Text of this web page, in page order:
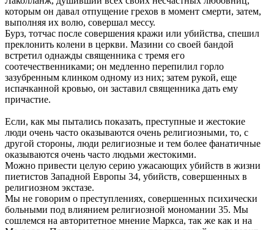
которым он давал отпущение грехов в момент смерти, затем,
выполняя их волю, совершал мессу.
Бурз, тотчас после совершения кражи или убийства, спешил
преклонить колени в церкви. Мазини со своей бандой
встретил однажды священника с тремя его
соотечественниками; он медленно перепилил горло
зазубренным клинком одному из них; затем рукой, еще
испачканной кровью, он заставил священника дать ему
причастие.
Если, как мы пытались показать, преступные и жестокие
люди очень часто оказываются очень религиозными, то, с
другой стороны, люди религиозные и тем более фанатичные
оказываются очень часто людьми жестокими.
Можно привести целую серию ужасающих убийств в жизни
пиетистов Западной Европы 34, убийств, совершенных в
религиозном экстазе.
Мы не говорим о преступлениях, совершенных психически
больными под влиянием религиозной мономании 35. Мы
сошлемся на авторитетное мнение Маркса, так же как и на